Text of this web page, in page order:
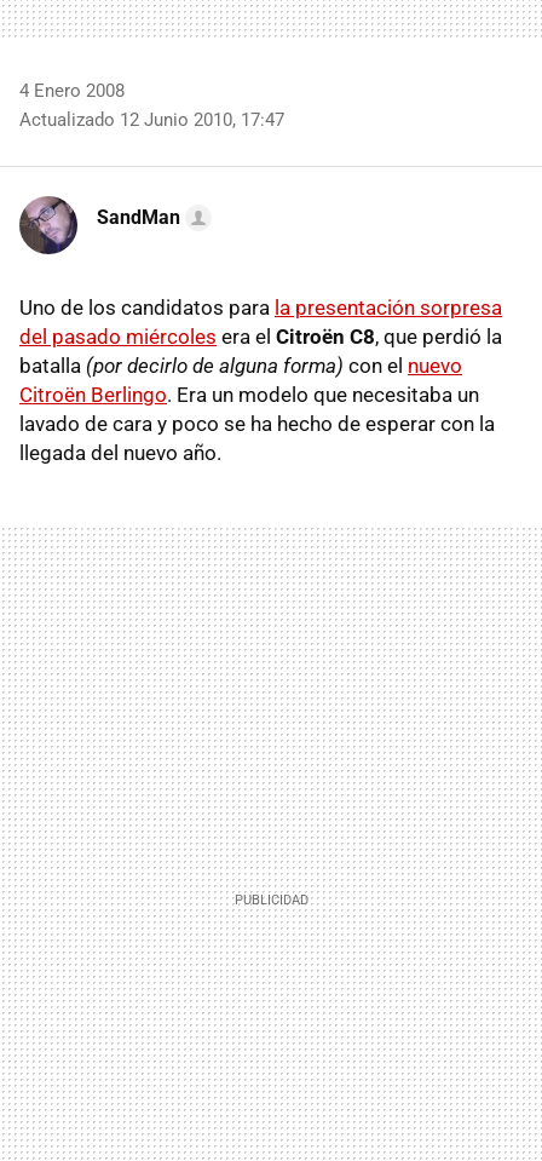
4 Enero 2008
Actualizado 12 Junio 2010, 17:47
SandMan
Uno de los candidatos para la presentación sorpresa
del pasado miércoles era el Citroën C8, que perdió la
batalla (por decirlo de alguna forma) con el nuevo
Citroën Berlingo. Era un modelo que necesitaba un
lavado de cara y poco se ha hecho de esperar con la
llegada del nuevo año.